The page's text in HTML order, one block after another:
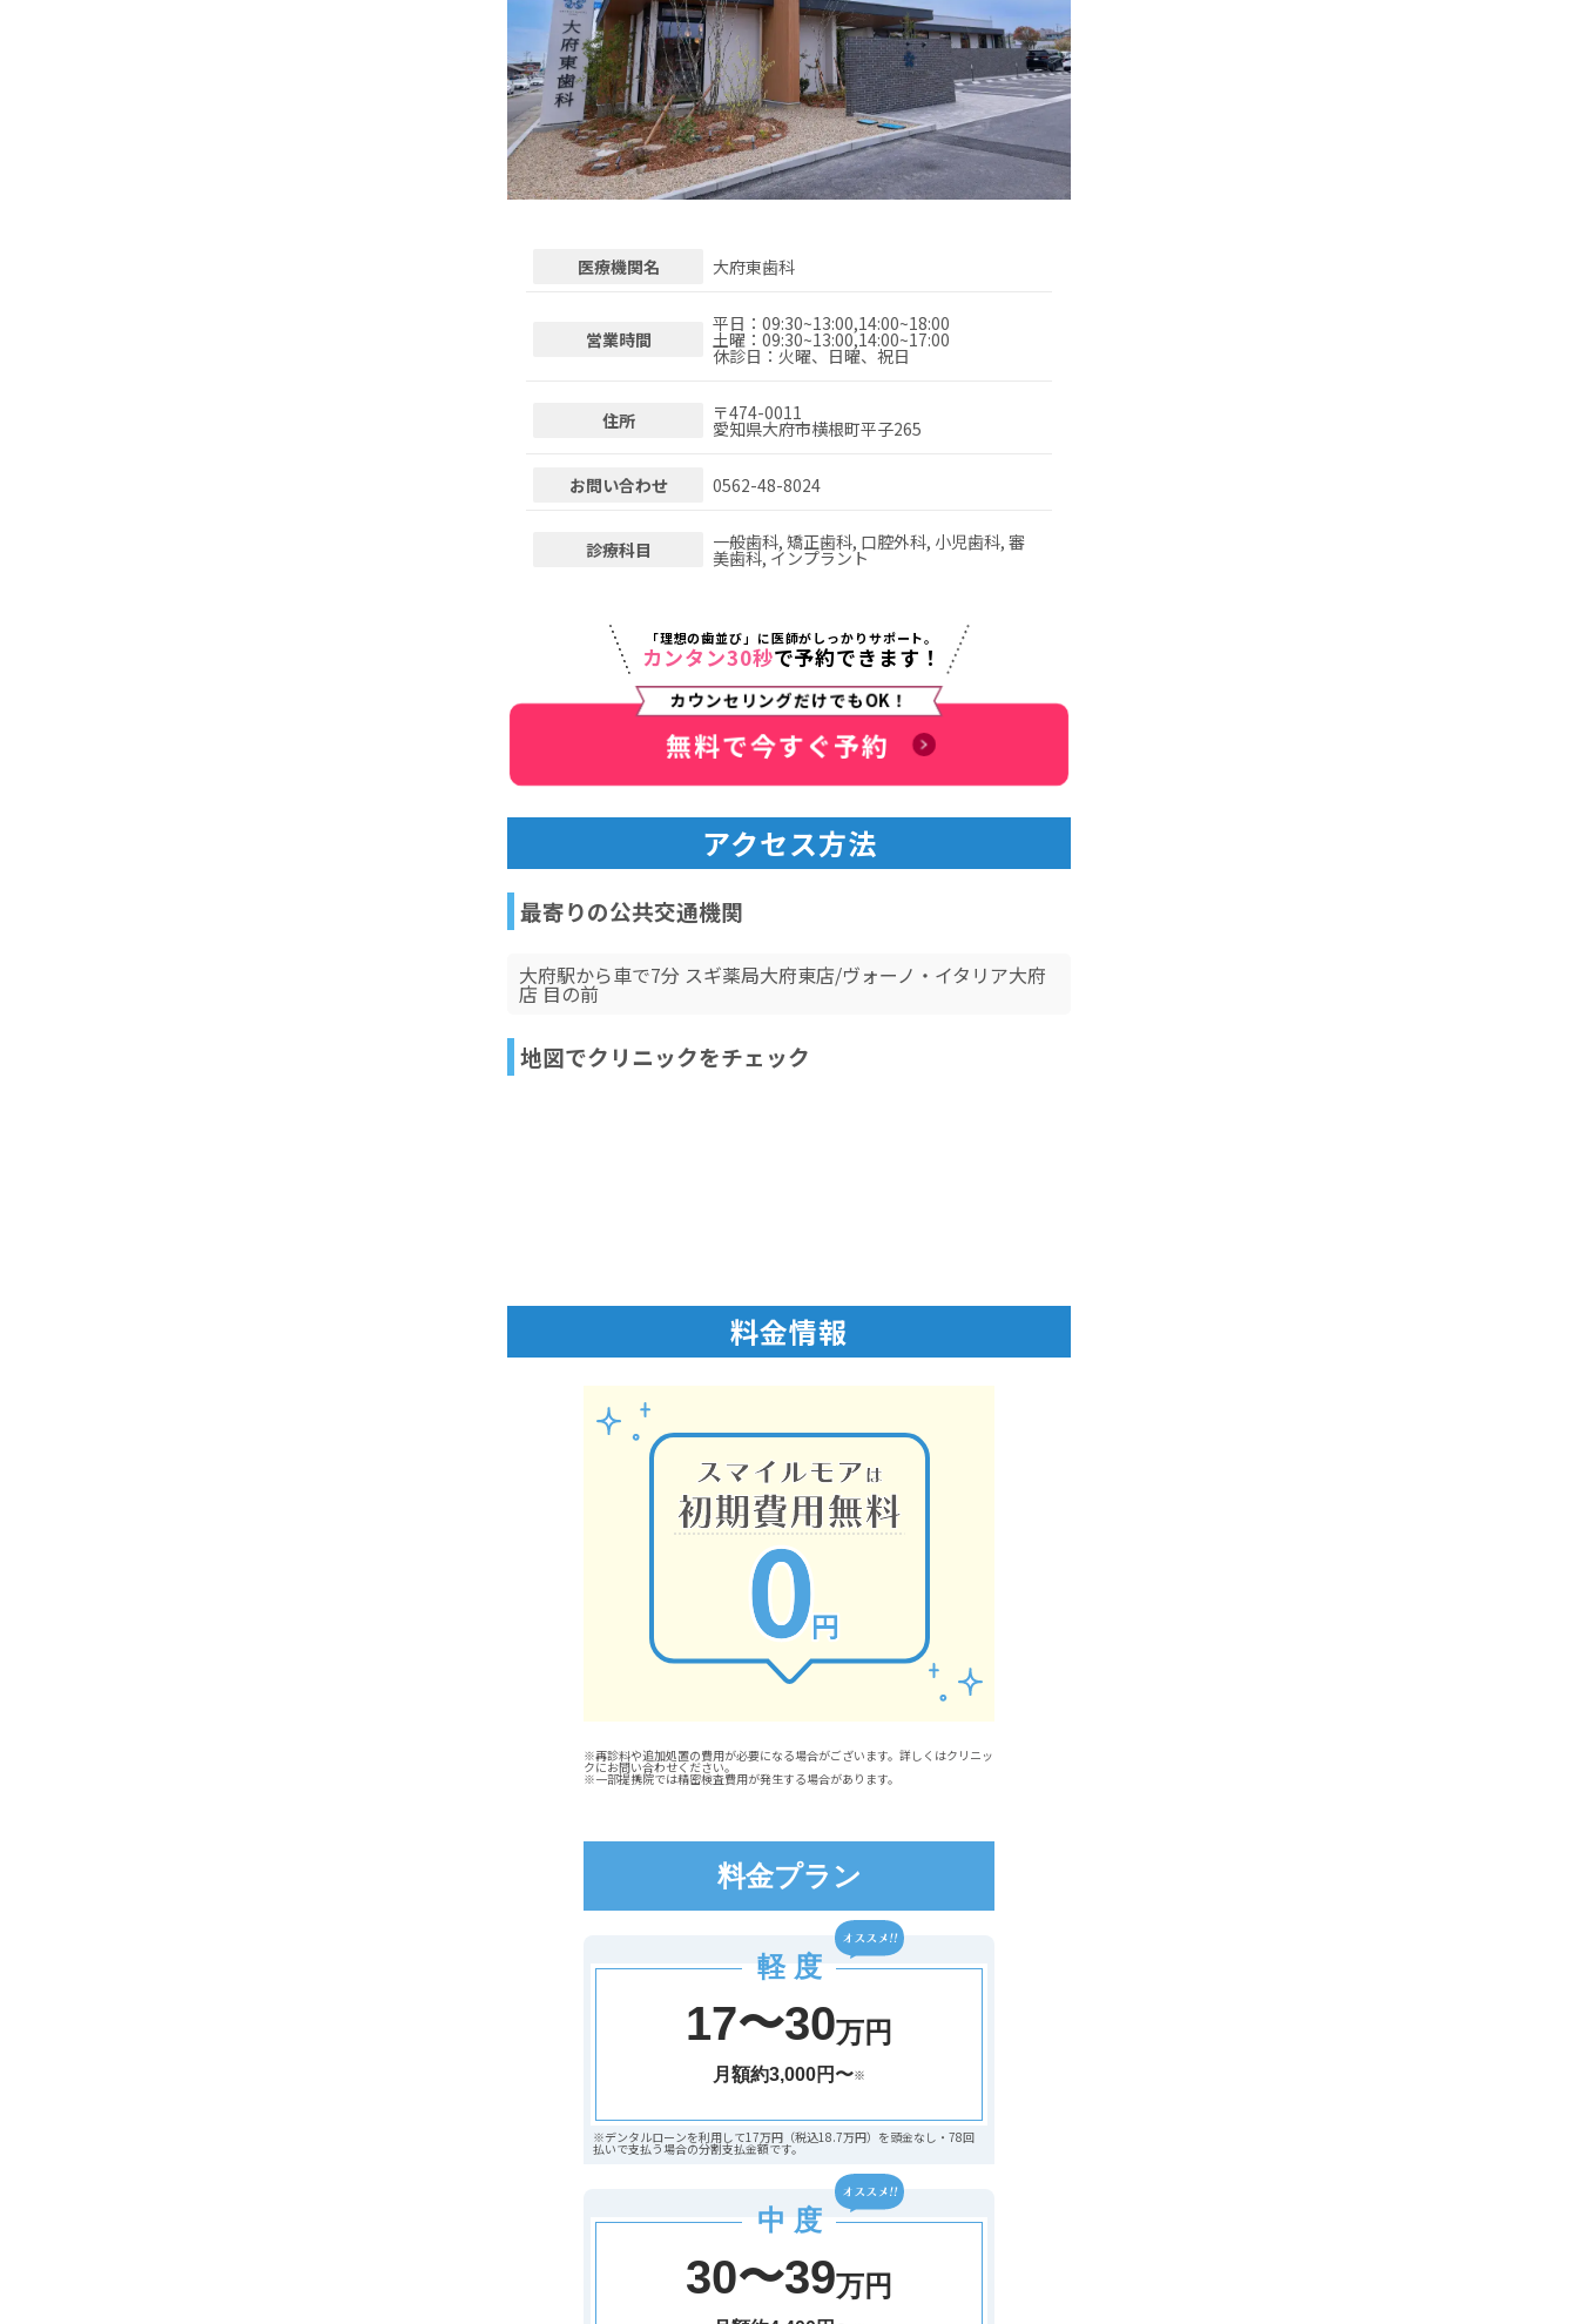
医療機関名 大府東歯科
営業時間
平日：09:30~13:00,14:00~18:00
土曜：09:30~13:00,14:00~17:00
休診日：火曜、日曜、祝日
住所 〒474-0011
愛知県大府市横根町平子265
お問い合わせ 0562-48-8024
診療科目 一般歯科, 矯正歯科, 口腔外科, 小児歯科, 審
美歯科, インプラント
「理想の歯並び」に医師がしっかりサポート。
カンタン30秒で予約できます！
カウンセリングだけでもOK！
無料で今すぐ予約
アクセス方法
最寄りの公共交通機関
大府駅から車で7分 スギ薬局大府東店/ヴォーノ・イタリア大府
店 目の前
地図でクリニックをチェック
料金情報
※再診料や追加処置の費用が必要になる場合がございます。詳しくはクリニッ
クにお問い合わせください。
※一部提携院では精密検査費用が発生する場合があります。
料金プラン
軽 度
17〜30万円
月額約3,000円〜※
※デンタルローンを利用して17万円（税込18.7万円）を頭金なし・78回
払いで支払う場合の分割支払金額です。
中 度
30〜39万円